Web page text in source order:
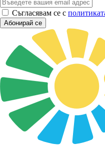
Съгласявам се с
Абонирай се